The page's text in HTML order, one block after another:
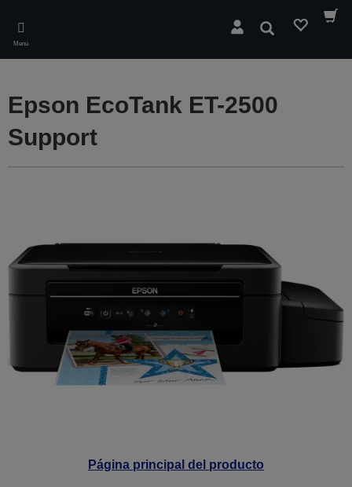
main
content
Menú
Buscar
Página principal del producto
Epson EcoTank ET-2500
Support